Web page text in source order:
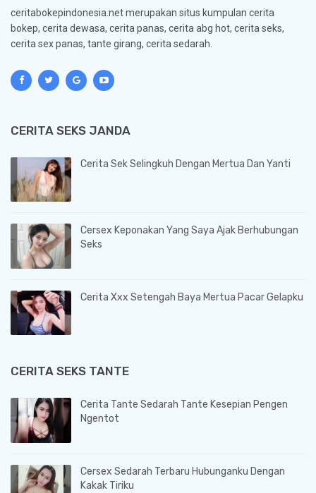
ceritabokepindonesia.net merupakan situs kumpulan cerita
bokep, cerita dewasa, cerita panas, cerita abg hot, cerita seks,
cerita sex panas, tante girang, cerita sedarah.
CERITA SEKS JANDA
Cerita Sek Selingkuh Dengan Mertua Dan Yanti
Cersex Keponakan Yang Saya Ajak Berhubungan
Seks
Cerita Xxx Setengah Baya Mertua Pacar Gelapku
CERITA SEKS TANTE
Cerita Tante Sedarah Tante Kesepian Pengen
Ngentot
Cersex Sedarah Terbaru Hubunganku Dengan
Kakak Tiriku